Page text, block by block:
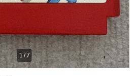
1/7